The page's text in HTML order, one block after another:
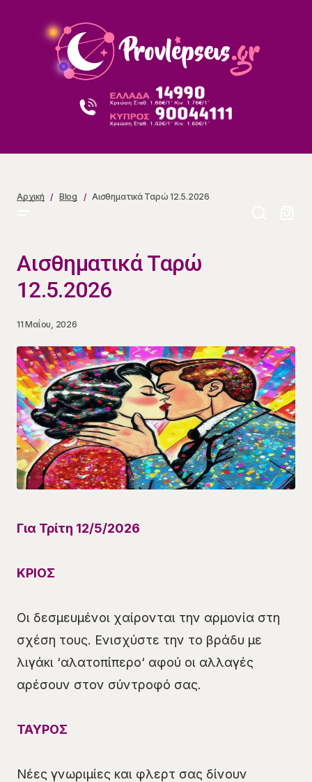
Αρχική Blog Αισθηματικά Ταρώ 12.5.2026
Αισθηματικά Ταρώ
12.5.2026
11 Μαΐου, 2026
Για Τρίτη 12/5/2026
ΚΡΙΟΣ
Οι δεσμευμένοι χαίρονται την αρμονία στη
σχέση τους. Ενισχύστε την το βράδυ με
λιγάκι ‘αλατοπίπερο‘ αφού οι αλλαγές
αρέσουν στον σύντροφό σας.
ΤΑΥΡΟΣ
Νέες γνωριμίες και φλερτ σας δίνουν